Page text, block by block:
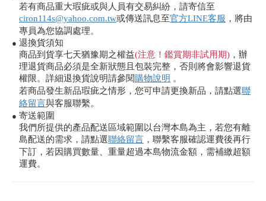
若有商品重大瑕疵或與人員有交易糾紛，請寄信至
ciron114s@yahoo.com.tw或傳送訊息至官方LINE客服 ，將由
專員為您協調處理。
● 退換貨須知
商品到貨享七天猶豫期之權益(注意！鑑賞期非試用期) ，辦
理退貨商品必須是全新狀態且包裝完整，否則將會影響退貨
權限。詳細退換貨說明請參閱購物說明 。
若商品發生新品瑕疵之情形，您可申請更換新品，請點選聯
絡留言與客服聯繫。
● 寄送範圍
我們所提供的產品配送區域範圍以台灣本島為主，若您有離
島配送的需求，請點選聯絡留言 ，聯繫客服確認運費後再行
下訂，若因購買數量、重量超過本島物流金額，需補繳超額
運費。